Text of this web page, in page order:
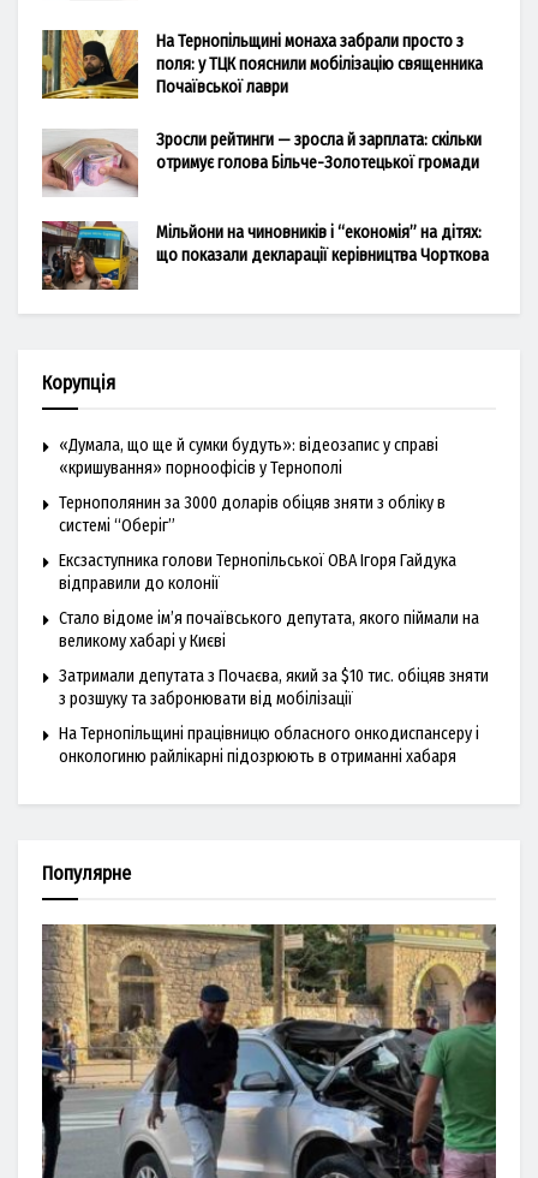
На Тернопільщині монаха забрали просто з
поля: у ТЦК пояснили мобілізацію священника
Почаївської лаври
Зросли рейтинги — зросла й зарплата: скільки
отримує голова Більче-Золотецької громади
Мільйони на чиновників і “економія” на дітях:
що показали декларації керівництва Чорткова
Корупція
«Думала, що ще й сумки будуть»: відеозапис у справі
«кришування» порноофісів у Тернополі
Тернополянин за 3000 доларів обіцяв зняти з обліку в
системі “Оберіг”
Ексзаступника голови Тернопільської ОВА Ігоря Гайдука
відправили до колонії
Стало відоме ім’я почаївського депутата, якого піймали на
великому хабарі у Києві
Затримали депутата з Почаєва, який за $10 тис. обіцяв зняти
з розшуку та забронювати від мобілізації
На Тернопільщині працівницю обласного онкодиспансеру і
онкологиню райлікарні підозрюють в отриманні хабаря
Популярне